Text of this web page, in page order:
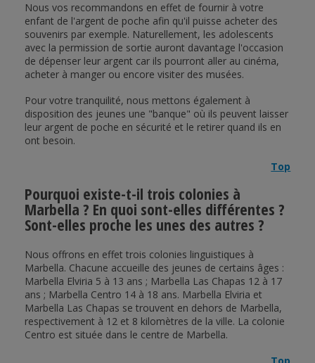
Nous vos recommandons en effet de fournir à votre
enfant de l'argent de poche afin qu'il puisse acheter des
souvenirs par exemple. Naturellement, les adolescents
avec la permission de sortie auront davantage l'occasion
de dépenser leur argent car ils pourront aller au cinéma,
acheter à manger ou encore visiter des musées.
Pour votre tranquilité, nous mettons également à
disposition des jeunes une "banque" où ils peuvent laisser
leur argent de poche en sécurité et le retirer quand ils en
ont besoin.
Top
Pourquoi existe-t-il trois colonies à
Marbella ? En quoi sont-elles différentes ?
Sont-elles proche les unes des autres ?
Nous offrons en effet trois colonies linguistiques à
Marbella. Chacune accueille des jeunes de certains âges :
Marbella Elviria 5 à 13 ans ; Marbella Las Chapas 12 à 17
ans ; Marbella Centro 14 à 18 ans. Marbella Elviria et
Marbella Las Chapas se trouvent en dehors de Marbella,
respectivement à 12 et 8 kilomètres de la ville. La colonie
Centro est située dans le centre de Marbella.